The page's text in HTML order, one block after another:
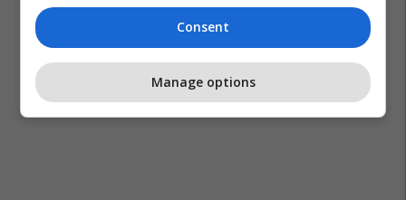
Consent
Manage options